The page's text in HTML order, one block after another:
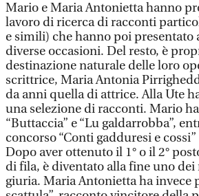
Mario e Maria Antonietta hanno
lavoro di ricerca di racconti
e simili) che hanno poi
diverse occasioni. Del resto, è
destinazione naturale delle loro
scrittrice, Maria Antonia
da anni quella di attrice. Alla Ute
una selezione di racconti. Mario
“Buttaccia” e “Lu galdarrobba”,
concorso “Conti gadduresi e
Dopo aver ottenuto il 1° o il 2°
di fila, è diventato alla fine uno
giuria. Maria Antonietta ha invece